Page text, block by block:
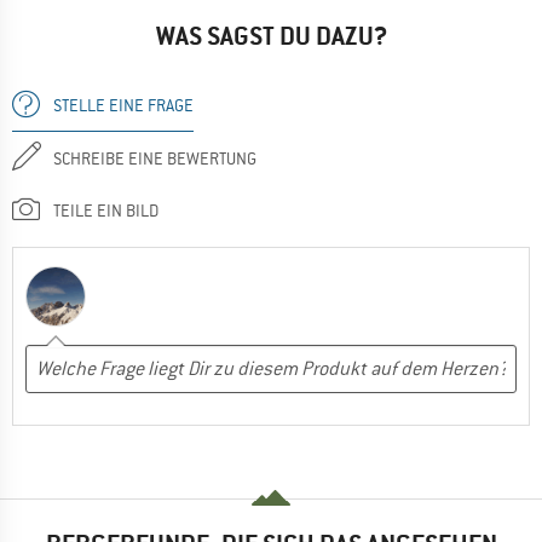
WAS SAGST DU DAZU?
STELLE EINE FRAGE
SCHREIBE EINE BEWERTUNG
TEILE EIN BILD